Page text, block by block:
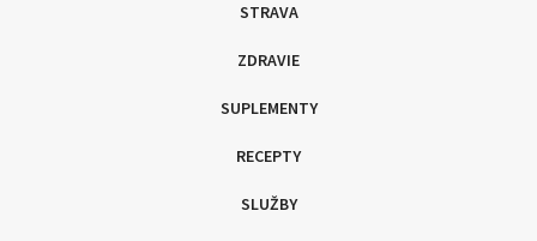
STRAVA
ZDRAVIE
SUPLEMENTY
RECEPTY
SLUŽBY